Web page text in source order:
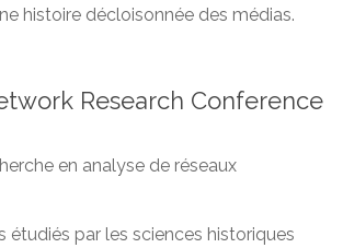
histoire décloisonnée des médias.
Research Conference
en analyse de réseaux
étudiés par les sciences historiques